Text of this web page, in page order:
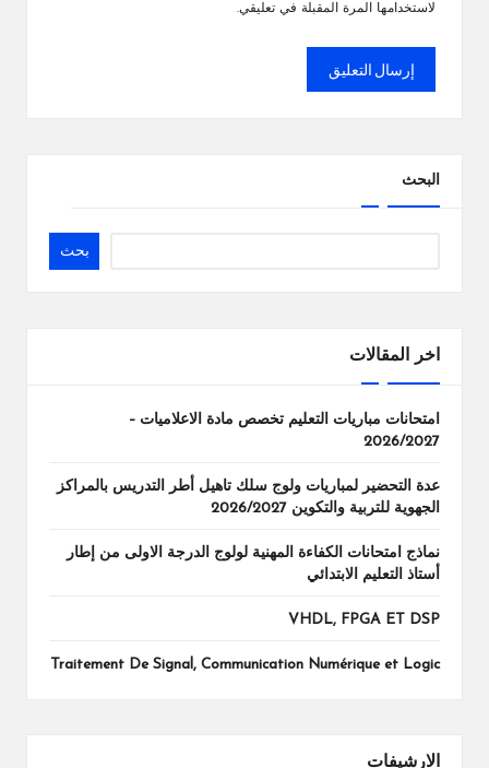
لاستخدامها المرة المقبلة في تعليقي.
البحث
بحث
اخر المقالات
امتحانات مباريات التعليم تخصص مادة الاعلاميات –
2026/2027
عدة التحضير لمباريات ولوج سلك تاهيل أطر التدريس بالمراكز
الجهوية للتربية والتكوين 2026/2027
نماذج امتحانات الكفاءة المهنية لولوج الدرجة الاولى من إطار
أستاذ التعليم الابتدائي
VHDL, FPGA ET DSP
Traitement De Signal, Communication Numérique et Logic
الارشيفات